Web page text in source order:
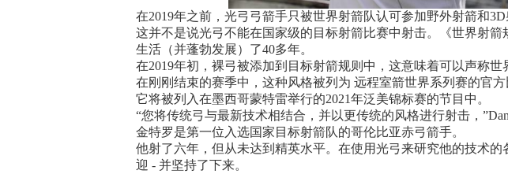
在2019年之前，光弓弓箭手只被世界射箭队认可参加野外射箭和3D
这并不是说光弓不能在国家级的目标射箭比赛中射击。《世界射
生活（并蓬勃发展）了40多年。
在2019年初，裸弓被添加到目标射箭规则中，这意味着可以声称世
在刚刚结束的赛季中，这种风格被列为 远程室箭世界系列赛的官
它将被列入在墨西哥蒙特雷举行的2021年泛美锦标赛的节目中。
“您将传统弓与最新技术相结合，并以更传统的风格进行射击，
金特罗是第一位入选国家目标射箭队的哥伦比亚赤弓箭手。
他射了六年，但从未达到精英水平。在使用光弓来研究他的技术
迎 - 并坚持了下来。